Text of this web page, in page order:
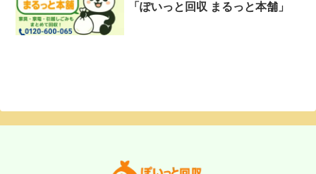
「ぽいっと回収 まるっと本舗」